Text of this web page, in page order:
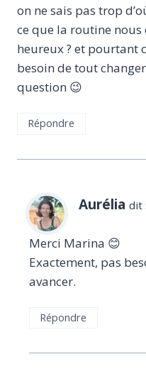
on ne sais pas trop
ce que la routine nous
heureux ? et pourtant
besoin de tout
question 😉
Répondre
Aurélia dit :
Merci Marina 😊
Exactement, pas
avancer.
Répondre